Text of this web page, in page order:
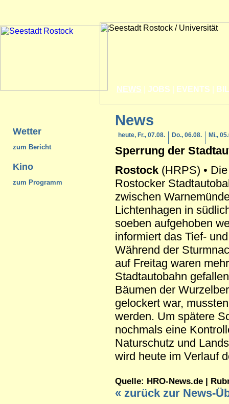
NEWS JOBS EVENTS
Wetter
zum Bericht
Kino
zum Programm
News
heute, Fr., 07.08. Do., 06.08. Mi.,
Sperrung der
Rostock (HRPS) •
Rostocker
zwischen
Lichtenhagen in
soeben aufgehoben
informiert das Tief-
Während der
auf Freitag waren
Stadtautobahn
Bäumen der
gelockert war,
werden. Um spätere
nochmals eine
Naturschutz und
wird heute im Verlauf
Quelle: HRO-News.de |
« zurück zur News-